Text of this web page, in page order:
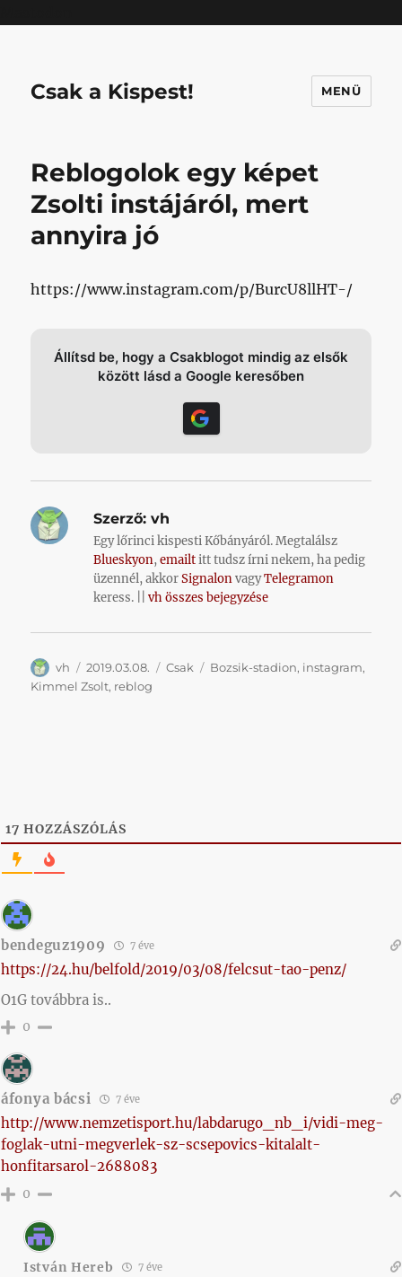
Csak a Kispest! MENÜ
Reblogolok egy képet
Zsolti instájáról, mert
annyira jó
https://www.instagram.com/p/BurcU8llHT-/
Állítsd be, hogy a Csakblogot mindig az elsők
között lásd a Google keresőben
Szerző: vh
Egy lőrinci kispesti Kőbányáról. Megtalálsz
Blueskyon,emailtitt tudsz írni nekem, ha pedig
üzennél, akkorSignalonvagyTelegramon
keress. ||vh összes bejegyzése
Szerző
vh Közzétéve
2019.03.08. Kategória
Csak Címke
Bozsik-stadion, instagram,
Kimmel Zsolt, reblog
17 HOZZÁSZÓLÁS
bendeguz1909 7 éve
https://24.hu/belfold/2019/03/08/felcsut-tao-penz/
O1G továbbra is..
0
áfonya bácsi 7 éve
http://www.nemzetisport.hu/labdarugo_nb_i/vidi-meg-
foglak-utni-megverlek-sz-scsepovics-kitalalt-
honfitarsarol-2688083
0
István Hereb 7 éve